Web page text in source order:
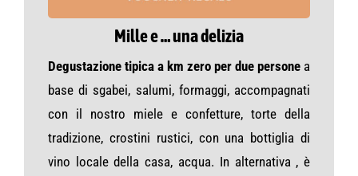
Mille e … una delizia
Degustazione tipica a km zero per due persone a
base di sgabei, salumi, formaggi, accompagnati
con il nostro miele e confetture, torte della
tradizione, crostini rustici, con una bottiglia di
vino locale della casa, acqua. In alternativa , è